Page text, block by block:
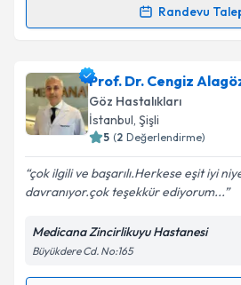
Randevu
için bir takvim hazırlandığında
bilgilendireceğiz.
E-posta Adresiniz
Metni 'ni okudum ve kişisel
kapsamda işlenmesini kabul
Prof. Dr. Cengiz
Göz Hastalıkları
İstanbul, Şişli
5 (2 Değerlendirme)
çok ilgili ve başarılı.Herkese eşit iyi
davranıyor.çok teşekkür ediyorum...
Medicana Zincirlikuyu Hastanesi
Büyükdere Cd. No:165